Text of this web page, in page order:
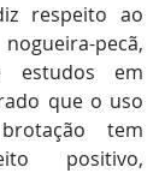
respeito ao
pecã,
estudos em
que o uso
tem
positivo,